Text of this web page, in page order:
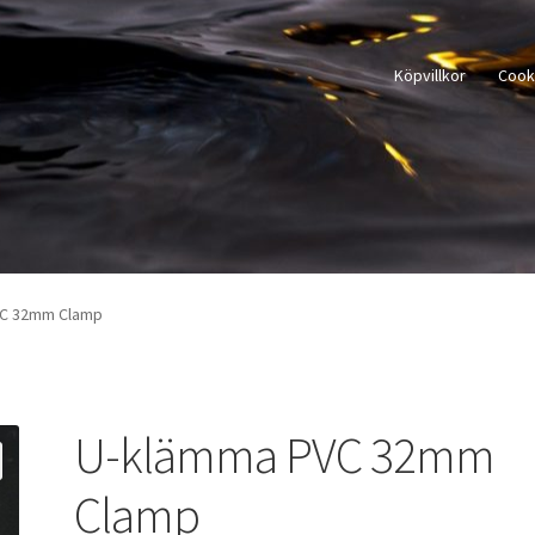
Köpvillkor
32mm Clamp
U-klämma PVC 32mm
Clamp